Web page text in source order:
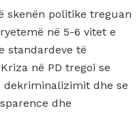
skenën politike treguan
në 5-6 vitet e
standardeve të
në PD tregoi se
dekriminalizimit dhe se
dhe